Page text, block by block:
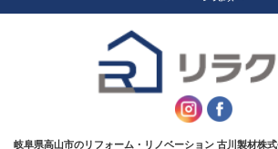
岐阜県高山市のリフォーム・リノベーション 古川製材株